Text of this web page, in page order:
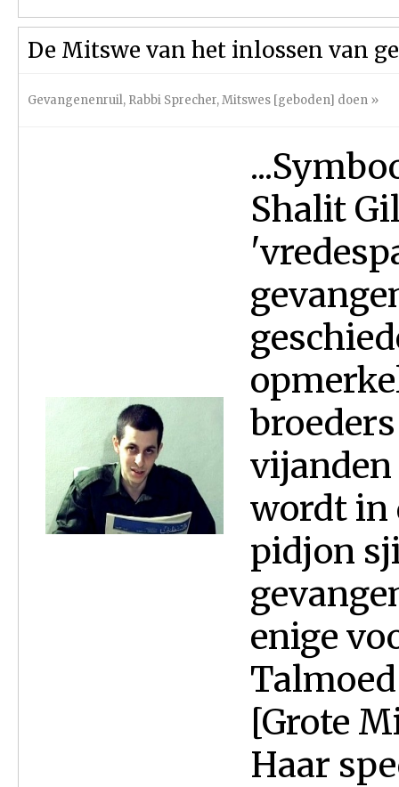
De Mitswe van het inlossen van
Gevangenenruil, Rabbi Sprecher,Mitswes [geboden] doen »
Shalit
vijanden
wordt in
pidjon
enige
[Grote
Haar